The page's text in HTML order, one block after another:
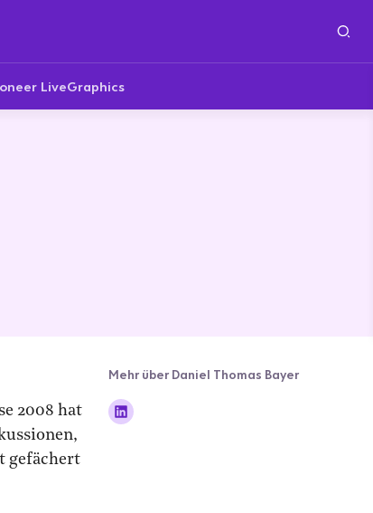
LiveGraphics
2008 hat
gefächert
Mehr über Daniel Thomas Bayer